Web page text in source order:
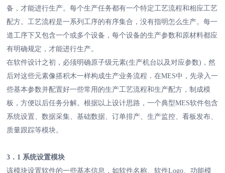
备，才能进行生产。每个生产任务都有一个特定工艺流程和相应工艺
配方。工艺流程是一系列工序的有序集合，没有指明怎么生产。每一
道工序下又包含一个或多个设备，每个设备的生产参数和原材料都应
有明确规定，才能进行生产。
在软件设计之初，必须明确原子级元素(生产机台以及对应参数)，然
后对这些元素像搭积木一样构成生产业务流程．在MES中，先录入一
些基本参数并配置好一些常用的生产工艺流程和生产配方，制成模
板，方便以后任务分解。根据以上设计思路，一个典型MES软件包含
系统设置、数据采集、基础数据、订单排产、生产监控、看板发布、
质量跟踪等模块。
3．1 系统设置模块
该模块设置软件的一些基本信息，如软件名称、软件Logo、功能模